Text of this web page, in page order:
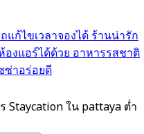
แก้ไขเวลาจองได้ ร้านน่ารัก
งแอร์ได้ด้วย อาหารรสชาติ
ซ่าอร่อยดี
Staycation ใน pattaya ต่ำ